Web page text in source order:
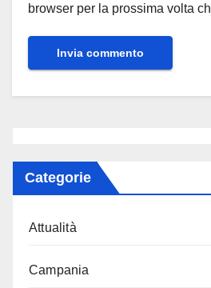
browser per la prossima volta
Categorie
Attualità
Campania